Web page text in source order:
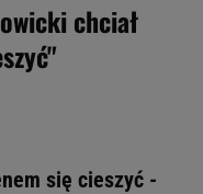
chciał
się cieszyć -